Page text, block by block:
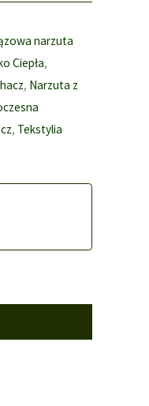
narzuta
Ciepła,
, Narzuta z
, Tekstylia